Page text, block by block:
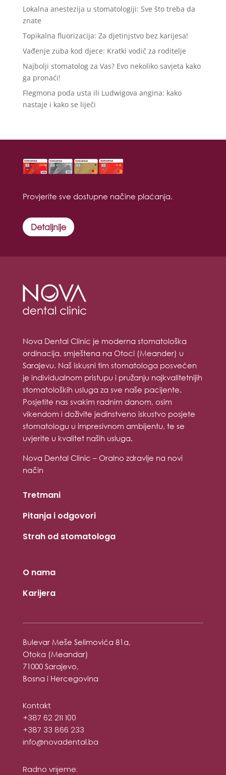
Lokalna anestezija u stomatologiji: Sve što treba da
znate
Topikalna fluorizacija: Za djetinjstvo bez karijesa!
Vađenje zuba kod djece: Kratki vodič za roditelje
Najbolji stomatolog za Vas? Evo nekoliko savjeta kako
ga pronaći!
Flegmona poda usta ili Ludwigova angina: kako
nastaje i kako se liječi
Provjerite sve dostupne načine plaćanja.
Detaljnije
Nova Dental Clinic je moderna stomatološka
ordinacija, smještena na Otoci (Meander) u
Sarajevu. Naš iskusni tim stomatologa posvećen
je individualnom pristupu i pružanju najkvalitetnijih
stomatoloških usluga za sve naše pacijente.
Posjetite nas svakim radnim danom, osim
vikendom i doživite jedinstveno iskustvo posjete
stomatologu u impresivnom ambijentu, te se
uvjerite u kvalitet naših usluga.
Nova Dental Clinic – Oralno zdravlje na novi
način
Tretmani
Pitanja i odgovori
Strah od stomatologa
O nama
Karijera
Bulevar Meše Selimovića 81a,
Otoka (Meandar)
71000 Sarajevo,
Bosna i Hercegovina
Kontakt
+387 62 211 100
+387 33 866 233
info@novadental.ba
Radno vrijeme: